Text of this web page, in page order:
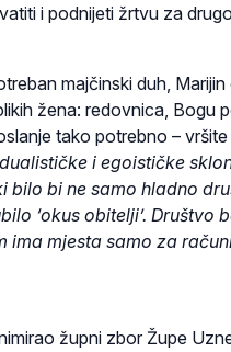
i podnijeti žrtvu za
majčinski duh,
žena: redovnica, Bogu
tako potrebno –
i egoističke
bilo bi ne samo hladno
‘okus obitelji’. Društvo
ima mjesta samo za
župni zbor Župe